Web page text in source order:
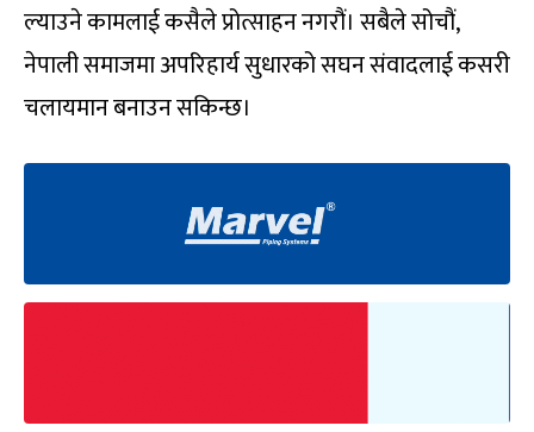
ल्याउने कामलाई कसैले प्रोत्साहन नगरौं। सबैले सोचौं,
नेपाली समाजमा अपरिहार्य सुधारको सघन संवादलाई कसरी
चलायमान बनाउन सकिन्छ।